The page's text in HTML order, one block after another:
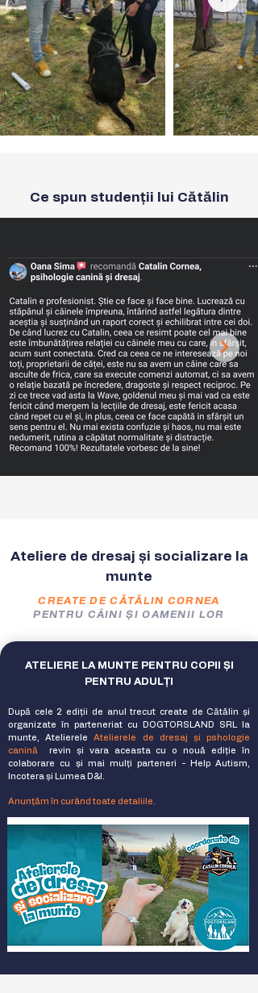
Ce spun studenții lui Cătălin
Ateliere de dresaj și socializare la
munte
CREATE DE CĂTĂLIN CORNEA
PENTRU CÂINI ȘI OAMENII LOR
ATELIERE LA MUNTE PENTRU COPII ȘI
PENTRU ADULȚI
După cele 2 ediții de anul trecut create de Cătălin și
organizate în parteneriat cu DOGTORSLAND SRL
la
munte, AteliereleAtelierele de dresaj și pshologie
canină
revin și vara aceasta cu o nouă ediție în
colaborare cu și mai mulți parteneri - Help Autism,
Incotera și Lumea D&I.
Anunțăm în curând toate detaliile.